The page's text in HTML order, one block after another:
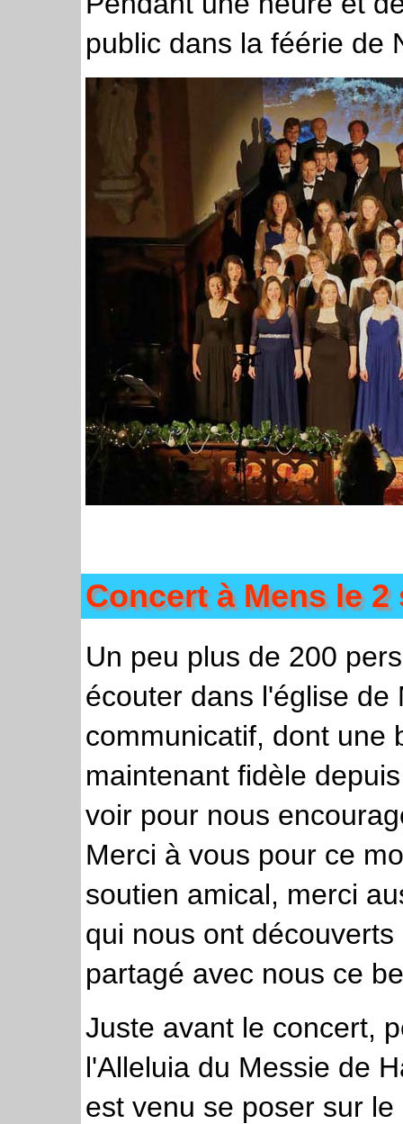
public dans la féérie de
Concert à Mens le 2
Un peu plus de 200
écouter dans l'église
communicatif, dont une
maintenant fidèle
voir pour nous
Merci à vous pour ce
soutien amical, merci
qui nous ont
partagé avec nous ce
Juste avant le concert,
l'Alleluia du Messie de
est venu se poser sur